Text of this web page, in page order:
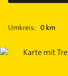
Umkreis: 0 km